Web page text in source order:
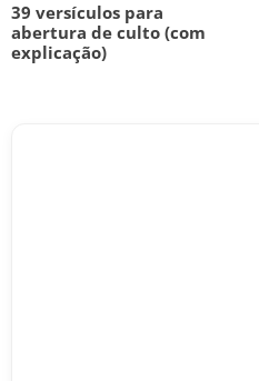
39 versículos para
abertura de culto (com
explicação)